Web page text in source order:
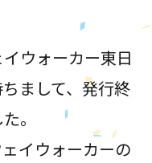
ウォーカー東日
まして、発行終
。
イウォーカーの